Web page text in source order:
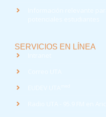
SERVICIOS EN LÍNEA